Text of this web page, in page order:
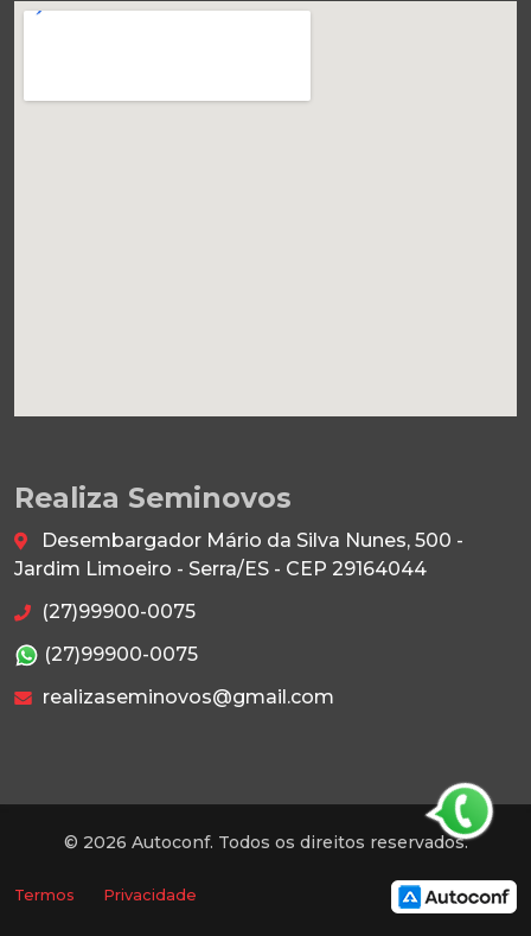
Realiza Seminovos
Desembargador Mário da Silva Nunes, 500 -
Jardim Limoeiro - Serra/ES - CEP 29164044
(27)99900-0075
(27)99900-0075
realizaseminovos@gmail.com
© 2026 Autoconf. Todos os direitos reservados.
Termos Privacidade